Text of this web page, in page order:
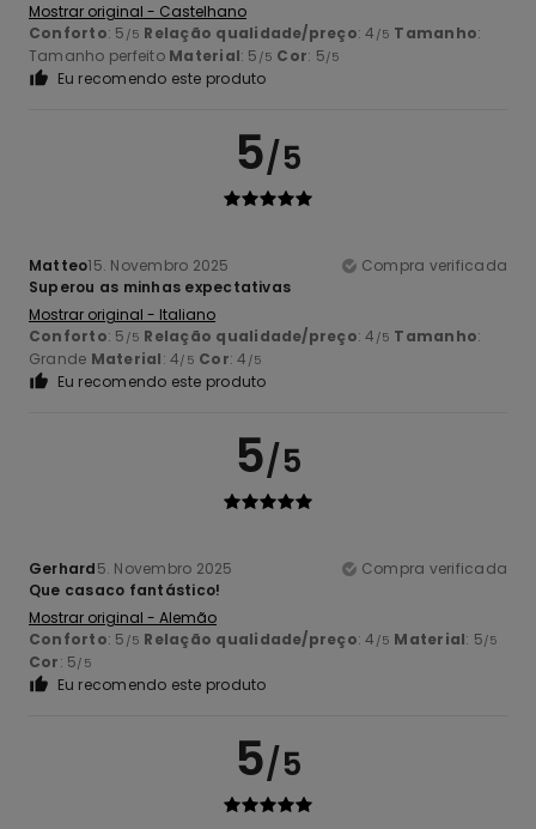
Mostrar original - Castelhano
Conforto: 5 /5 Relação qualidade/preço: 4 /5 Tamanho:
Tamanho perfeito Material: 5 /5 Cor: 5/5
Eu recomendo este produto
5/5
Matteo15. Novembro 2025
Compra verificada
Superou as minhas expectativas
Mostrar original - Italiano
Conforto: 5 /5 Relação qualidade/preço: 4 /5 Tamanho:
Grande Material: 4/5 Cor: 4 /5
Eu recomendo este produto
5/5
Gerhard5. Novembro 2025
Compra verificada
Que casaco fantástico!
Mostrar original - Alemão
Conforto: 5 /5 Relação qualidade/preço: 4 /5 Material: 5/5
Cor: 5/5
Eu recomendo este produto
5/5